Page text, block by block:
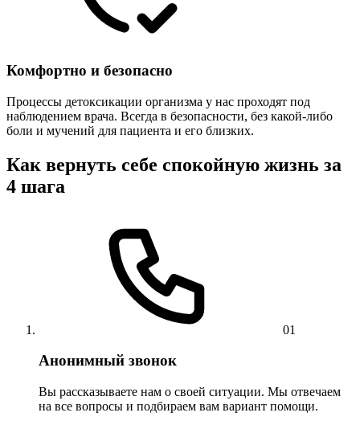
Комфортно и безопасно
Процессы детоксикации организма у нас проходят под
наблюдением врача. Всегда в безопасности, без какой-либо
боли и мучений для пациента и его близких.
Как вернуть себе спокойную жизнь за
4 шага
01
Анонимный звонок
Вы рассказываете нам о своей ситуации. Мы отвечаем
на все вопросы и подбираем вам вариант помощи.